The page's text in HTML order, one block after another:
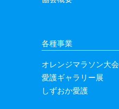
各種事業
オレンジマラソン大会
愛護ギャラリー展
しずおか愛護